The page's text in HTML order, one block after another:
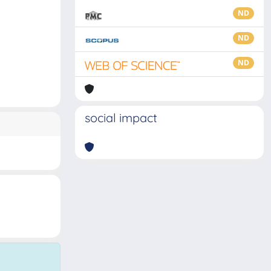
ND
ND
ND
social impact